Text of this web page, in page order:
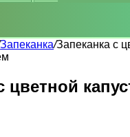
Запеканка/Запеканка с
цветной